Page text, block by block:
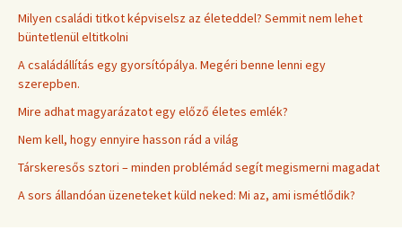
Milyen családi titkot képviselsz az életeddel? Semmit nem lehet
büntetlenül eltitkolni
A családállítás egy gyorsítópálya. Megéri benne lenni egy
szerepben.
Mire adhat magyarázatot egy előző életes emlék?
Nem kell, hogy ennyire hasson rád a világ
Társkeresős sztori – minden problémád segít megismerni magadat
A sors állandóan üzeneteket küld neked: Mi az, ami ismétlődik?